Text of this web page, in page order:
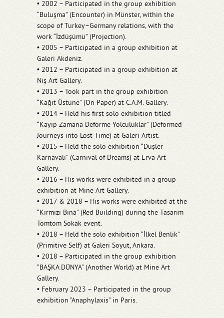
• 2002 – Participated in the group exhibition
“Buluşma” (Encounter) in Münster, within the
scope of Turkey–Germany relations, with the
work “İzdüşümü” (Projection).
• 2005 – Participated in a group exhibition at
Galeri Akdeniz.
• 2012 – Participated in a group exhibition at
Niş Art Gallery.
• 2013 – Took part in the group exhibition
“Kağıt Üstüne” (On Paper) at C.A.M. Gallery.
• 2014 – Held his first solo exhibition titled
“Kayıp Zamana Deforme Yolculuklar” (Deformed
Journeys into Lost Time) at Galeri Artist.
• 2015 – Held the solo exhibition “Düşler
Karnavalı” (Carnival of Dreams) at Erva Art
Gallery.
• 2016 – His works were exhibited in a group
exhibition at Mine Art Gallery.
• 2017 & 2018 – His works were exhibited at the
“Kırmızı Bina” (Red Building) during the Tasarım
Tomtom Sokak event.
• 2018 – Held the solo exhibition “İlkel Benlik”
(Primitive Self) at Galeri Soyut, Ankara.
• 2018 – Participated in the group exhibition
“BAŞKA DÜNYA” (Another World) at Mine Art
Gallery.
• February 2023 – Participated in the group
exhibition “Anaphylaxis” in Paris.